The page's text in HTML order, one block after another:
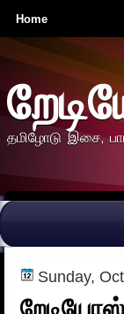
Home
தமிழோடு இசை,
Sunday,